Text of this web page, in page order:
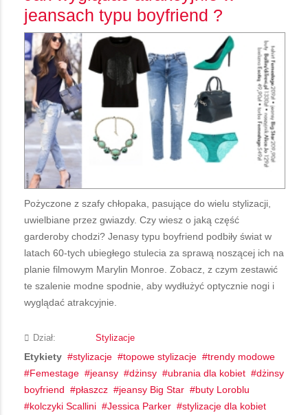
jeansach typu boyfriend ?
Pożyczone z szafy chłopaka, pasujące do wielu stylizacji,
uwielbiane przez gwiazdy. Czy wiesz o jaką część
garderoby chodzi? Jenasy typu boyfriend podbiły świat w
latach 60-tych ubiegłego stulecia za sprawą noszącej ich na
planie filmowym Marylin Monroe. Zobacz, z czym zestawić
te szalenie modne spodnie, aby wydłużyć optycznie nogi i
wyglądać atrakcyjnie.
Dział: Stylizacje
Etykiety stylizacje topowe stylizacje
trendy modowe
Femestage
jeansy dżinsy ubrania dla kobiet
dżinsy
boyfriend
płaszcz jeansy Big Star
buty Loroblu
kolczyki Scallini
Jessica Parker stylizacje dla kobiet